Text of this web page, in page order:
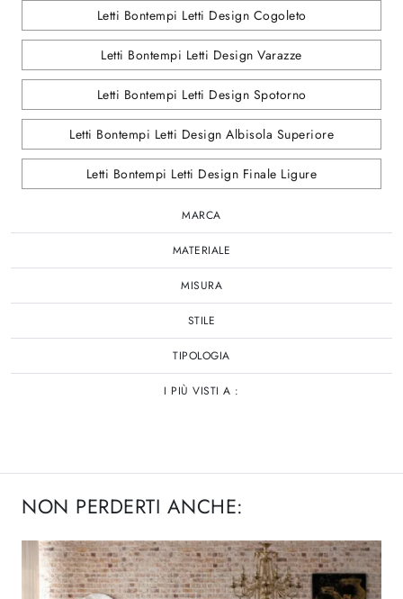
Letti Bontempi Letti Design Cogoleto
Letti Bontempi Letti Design Varazze
Letti Bontempi Letti Design Spotorno
Letti Bontempi Letti Design Albisola Superiore
Letti Bontempi Letti Design Finale Ligure
MARCA
MATERIALE
MISURA
STILE
TIPOLOGIA
I PIÙ VISTI A :
NON PERDERTI ANCHE: